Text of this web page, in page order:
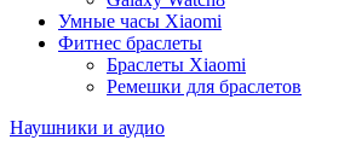
Умные часы Xiaomi
Фитнес браслеты
Браслеты Xiaomi
Ремешки для браслетов
Наушники и аудио